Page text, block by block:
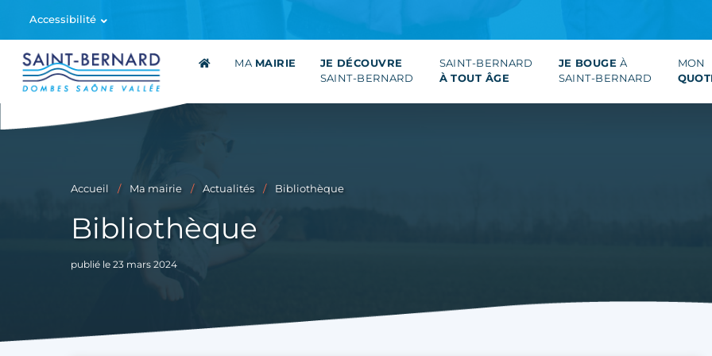
Accessibilité
MA MAIRIE
JE DÉCOUVRE
SAINT-BERNARD
SAINT-BERNARD
À TOUT ÂGE
JE BOUGE À
SAINT-BERNARD
MON
Accueil Ma mairie Actualités Bibliothèque
Bibliothèque
publié le 23 mars 2024